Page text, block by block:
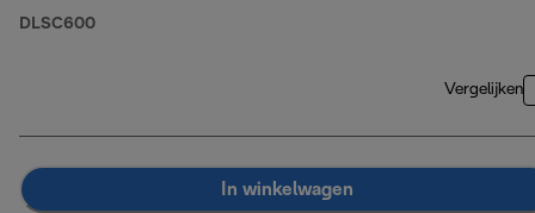
DLSC600
Vergelijken
In winkelwagen